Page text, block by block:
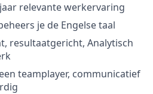
relevante werkervaring
je de Engelse taal
resultaatgericht, Analytisch
teamplayer, communicatief